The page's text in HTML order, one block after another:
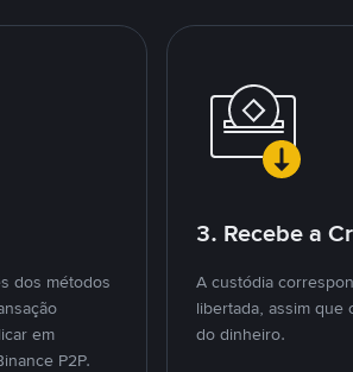
dos métodos
em
P2P.
3. Recebe a
A custódia
libertada, assim que
do dinheiro.